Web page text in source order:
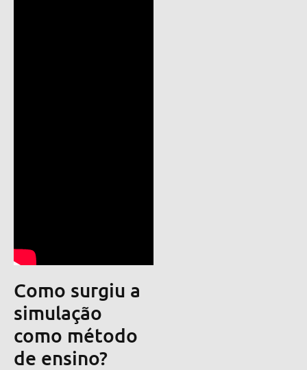
Como surgiu a
simulação
como método
de ensino?